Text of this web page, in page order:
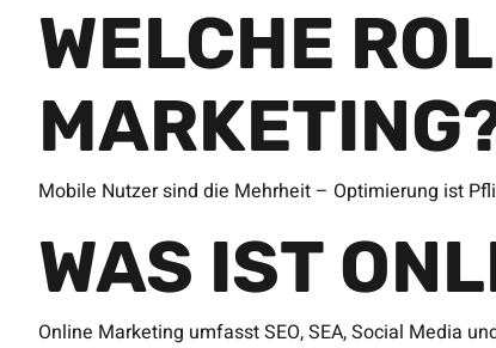
WELCHE
Mobile Nutzer sind die Mehrheit – Optimierung ist
WAS IST
Online Marketing umfasst SEO, SEA, Social Media